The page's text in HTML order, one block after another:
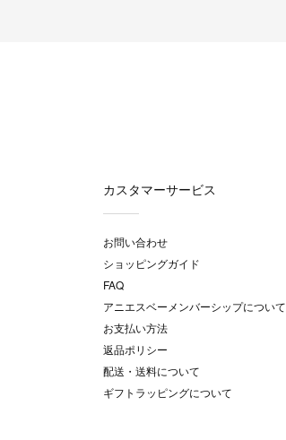
カスタマーサービス
お問い合わせ
ショッピングガイド
FAQ
アニエスベーメンバーシップについて
お支払い方法
返品ポリシー
配送・送料について
ギフトラッピングについて